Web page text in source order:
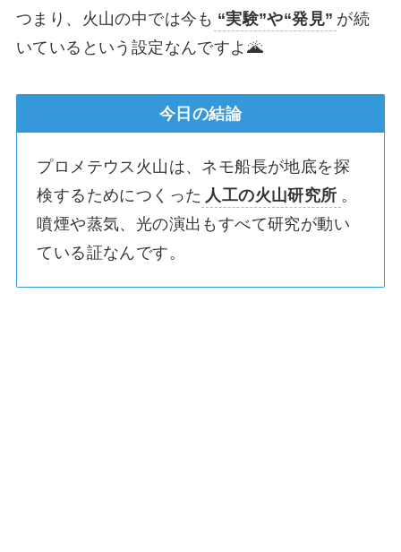
つまり、火山の中では今も “実験”や“発見” が続
いているという設定なんですよ🌋
今日の結論
プロメテウス火山は、ネモ船長が地底を探
検するためにつくった 人工の火山研究所 。
噴煙や蒸気、光の演出もすべて研究が動い
ている証なんです。